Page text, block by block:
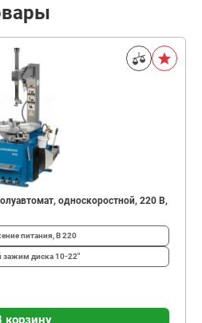
односкоростной, 220 В,
питания, В220
зажим диска10-22"
корзину